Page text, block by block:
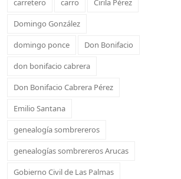
carretero
carro
Cirila Pérez
Domingo González
domingo ponce
Don Bonifacio
don bonifacio cabrera
Don Bonifacio Cabrera Pérez
Emilio Santana
genealogía sombrereros
genealogías sombrereros Arucas
Gobierno Civil de Las Palmas